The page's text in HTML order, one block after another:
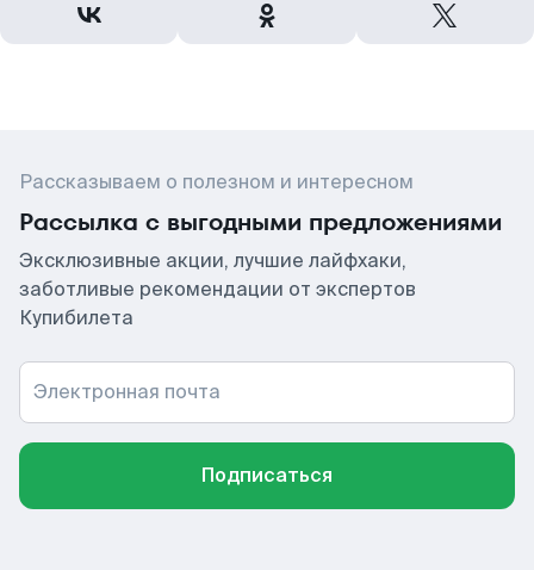
Рассказываем о полезном и интересном
Рассылка с выгодными предложениями
Эксклюзивные акции, лучшие лайфхаки,
заботливые рекомендации от экспертов
Купибилета
Электронная почта
Подписаться